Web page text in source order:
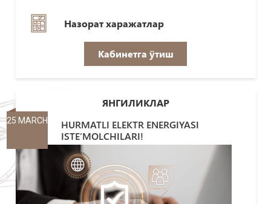
Назорат харажатлар
Кабинетга ўтиш
ЯНГИЛИКЛАР
25 MARCH
HURMATLI ELEKTR ENERGIYASI
ISTE’MOLCHILARI!